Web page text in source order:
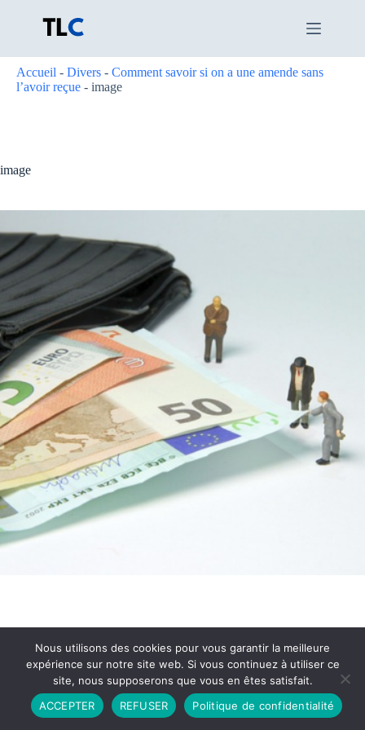
Accueil - Divers - Comment savoir si on a une amende sans
l’avoir reçue - image
image
Partenariat Contact
Politique de Confidentialité
CGU
Copyright © 2026 - Propulsé par DIEUDUDIABLE
Nous utilisons des cookies pour vous garantir la meilleure
expérience sur notre site web. Si vous continuez à utiliser ce
site, nous supposerons que vous en êtes satisfait.
ACCEPTER
REFUSER Politique de confidentialité